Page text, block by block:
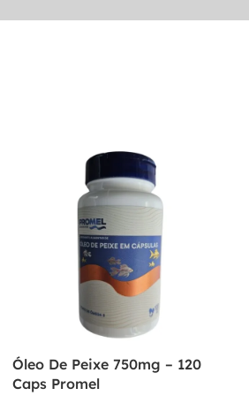
Óleo De Peixe 750mg – 120
Caps Promel